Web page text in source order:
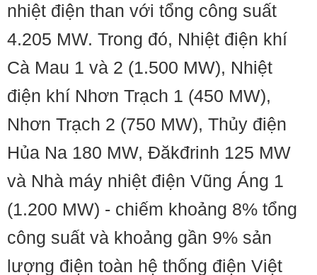
nhiệt điện than với tổng công suất
4.205 MW. Trong đó, Nhiệt điện khí
Cà Mau 1 và 2 (1.500 MW), Nhiệt
điện khí Nhơn Trạch 1 (450 MW),
Nhơn Trạch 2 (750 MW), Thủy điện
Hủa Na 180 MW, Đăkđrinh 125 MW
và Nhà máy nhiệt điện Vũng Áng 1
(1.200 MW) - chiếm khoảng 8% tổng
công suất và khoảng gần 9% sản
lượng điện toàn hệ thống điện Việt